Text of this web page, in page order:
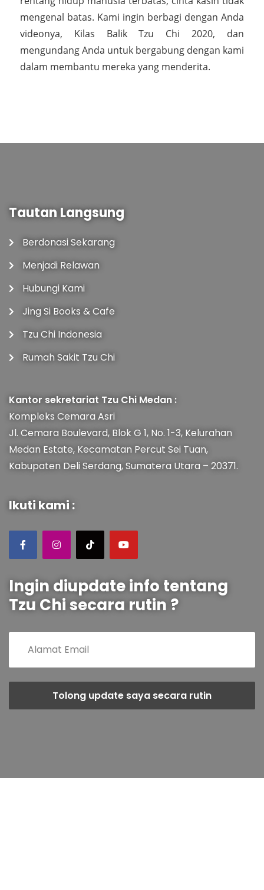
mengenal batas. Kami ingin berbagi dengan Anda
videonya, Kilas Balik Tzu Chi 2020, dan
mengundang Anda untuk bergabung dengan kami
dalam membantu mereka yang menderita.
Tautan Langsung
Berdonasi Sekarang
Menjadi Relawan
Hubungi Kami
Jing Si Books & Cafe
Tzu Chi Indonesia
Rumah Sakit Tzu Chi
Kantor sekretariat Tzu Chi Medan :
Kompleks Cemara Asri
Jl. Cemara Boulevard, Blok G 1, No. 1-3, Kelurahan
Medan Estate, Kecamatan Percut Sei Tuan,
Kabupaten Deli Serdang, Sumatera Utara – 20371.
Ikuti kami :
Ingin diupdate info tentang
Tzu Chi secara rutin ?